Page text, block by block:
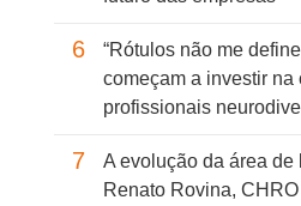
6
“Rótulos não me
começam a investir na
profissionais
7
A evolução da área de
Renato Rovina,